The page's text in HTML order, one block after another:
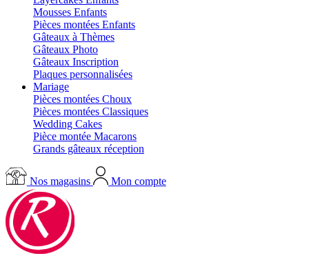
Mousses Enfants
Pièces montées Enfants
Gâteaux à Thèmes
Gâteaux Photo
Gâteaux Inscription
Plaques personnalisées
Mariage
Pièces montées Choux
Pièces montées Classiques
Wedding Cakes
Pièce montée Macarons
Grands gâteaux réception
Nos magasins Mon compte